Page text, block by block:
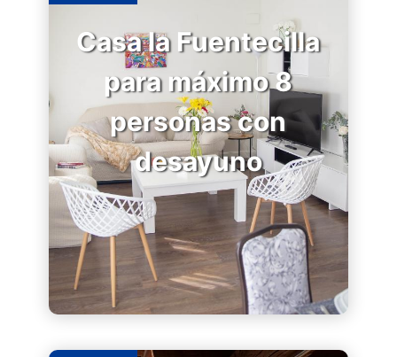
Casa la Fuentecilla
para máximo 8
personas con
desayuno